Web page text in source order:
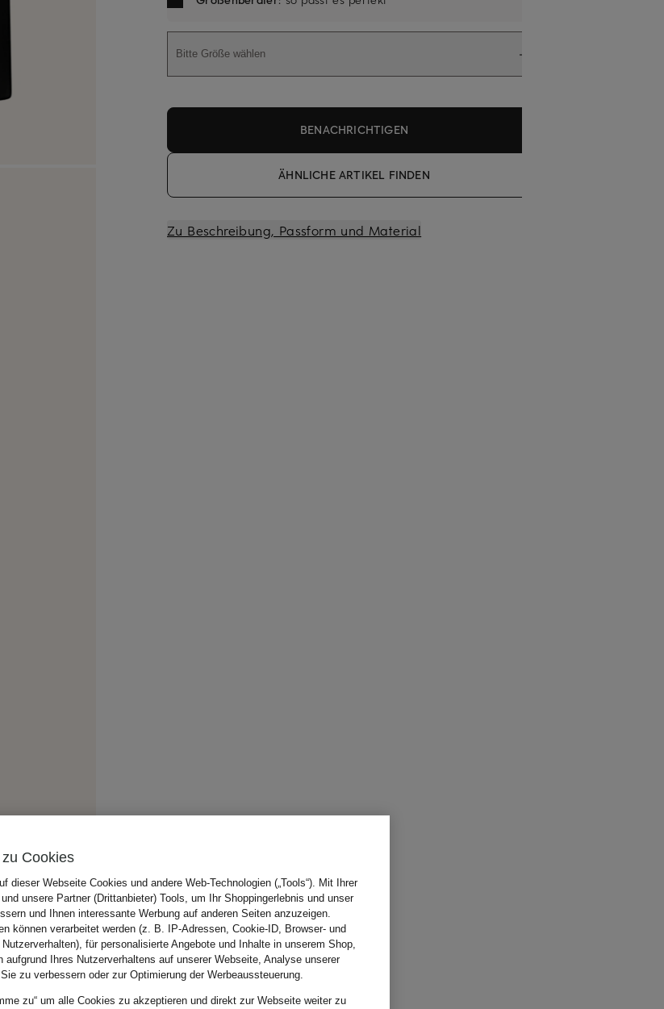
Bitte Größe wählen
BENACHRICHTIGEN
ÄHNLICHE ARTIKEL FINDEN
Zu Beschreibung, Passform und Material
Cookies
dieser Webseite Cookies und andere Web-Technologien („Tools“). Mit Ihrer
unsere Partner (Drittanbieter) Tools, um Ihr Shoppingerlebnis und unser
und Ihnen interessante Werbung auf anderen Seiten anzuzeigen.
können verarbeitet werden (z. B. IP-Adressen, Cookie-ID, Browser- und
für personalisierte Angebote und Inhalte in unserem Shop,
aufgrund Ihres Nutzerverhaltens auf unserer Webseite, Analyse unserer
zu verbessern oder zur Optimierung der Werbeaussteuerung.
zu“ um alle Cookies zu akzeptieren und direkt zur Webseite weiter zu